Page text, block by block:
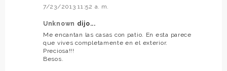
7/23/2013 11:52 a. m.
Unknown dijo...
Me encantan las casas con patio. En esta parece
que vives completamente en el exterior.
Preciosa!!!
Besos.